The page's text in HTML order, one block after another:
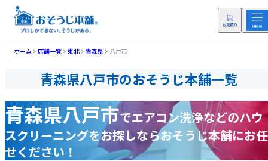
ホーム 店舗一覧 東北 青森県 八戸市
青森県八戸市のおそうじ本舗一覧
青森県八戸市でエアコン洗浄などのハウ
スクリーニングをお探しならおそうじ本舗にお任
せください！